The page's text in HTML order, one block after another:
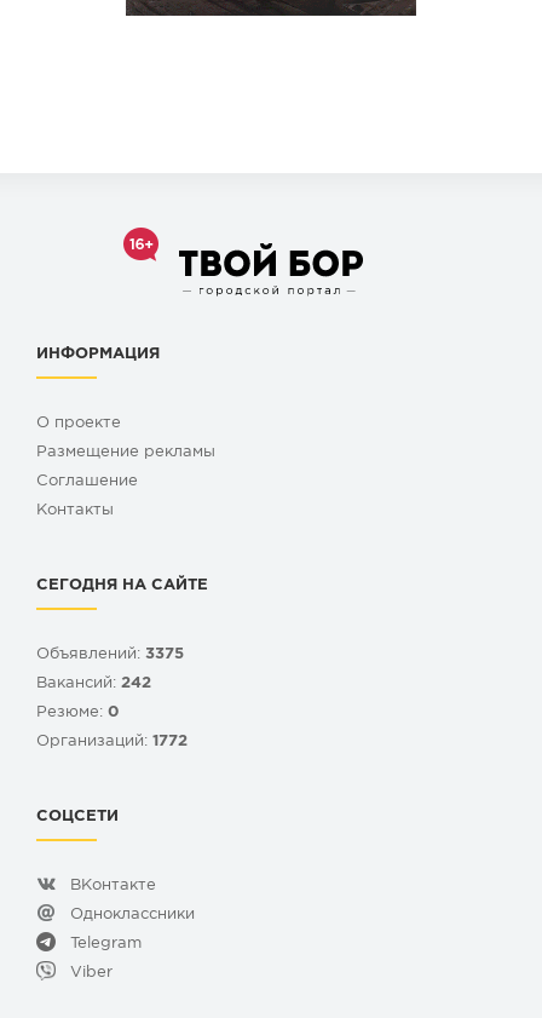
ИНФОРМАЦИЯ
О проекте
Размещение рекламы
Cоглашение
Контакты
СЕГОДНЯ НА САЙТЕ
Объявлений: 3375
Вакансий: 242
Резюме: 0
Организаций: 1772
СОЦСЕТИ
ВКонтакте
Одноклассники
Telegram
Viber